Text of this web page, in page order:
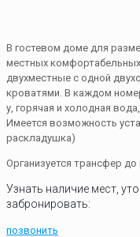
В гостевом доме для
местных
двухместные с одной
кроватями. В каждом
у, горячая и холодная
Имеется возможность
раскладушка)
Организуется трансфер
Узнать наличие мест,
забронировать:
позвонить